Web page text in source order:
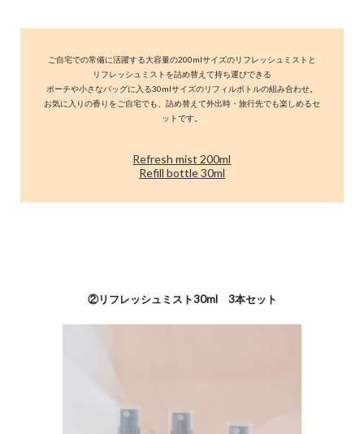
ご自宅での常備に活躍する大容量の200mlサイズのリフレッシュミストと
リフレッシュミストを詰め替えて持ち運びできる
ポーチや小さなバッグに入る30mlサイズのリフィルボトルの組み合わせ。
お気に入りの香りをご自宅でも、詰め替えて外出時・旅行先でも楽しめるセ
ットです。
Refresh mist 200ml
Refill bottle 30ml
②リフレッシュミスト30ml 3本セット